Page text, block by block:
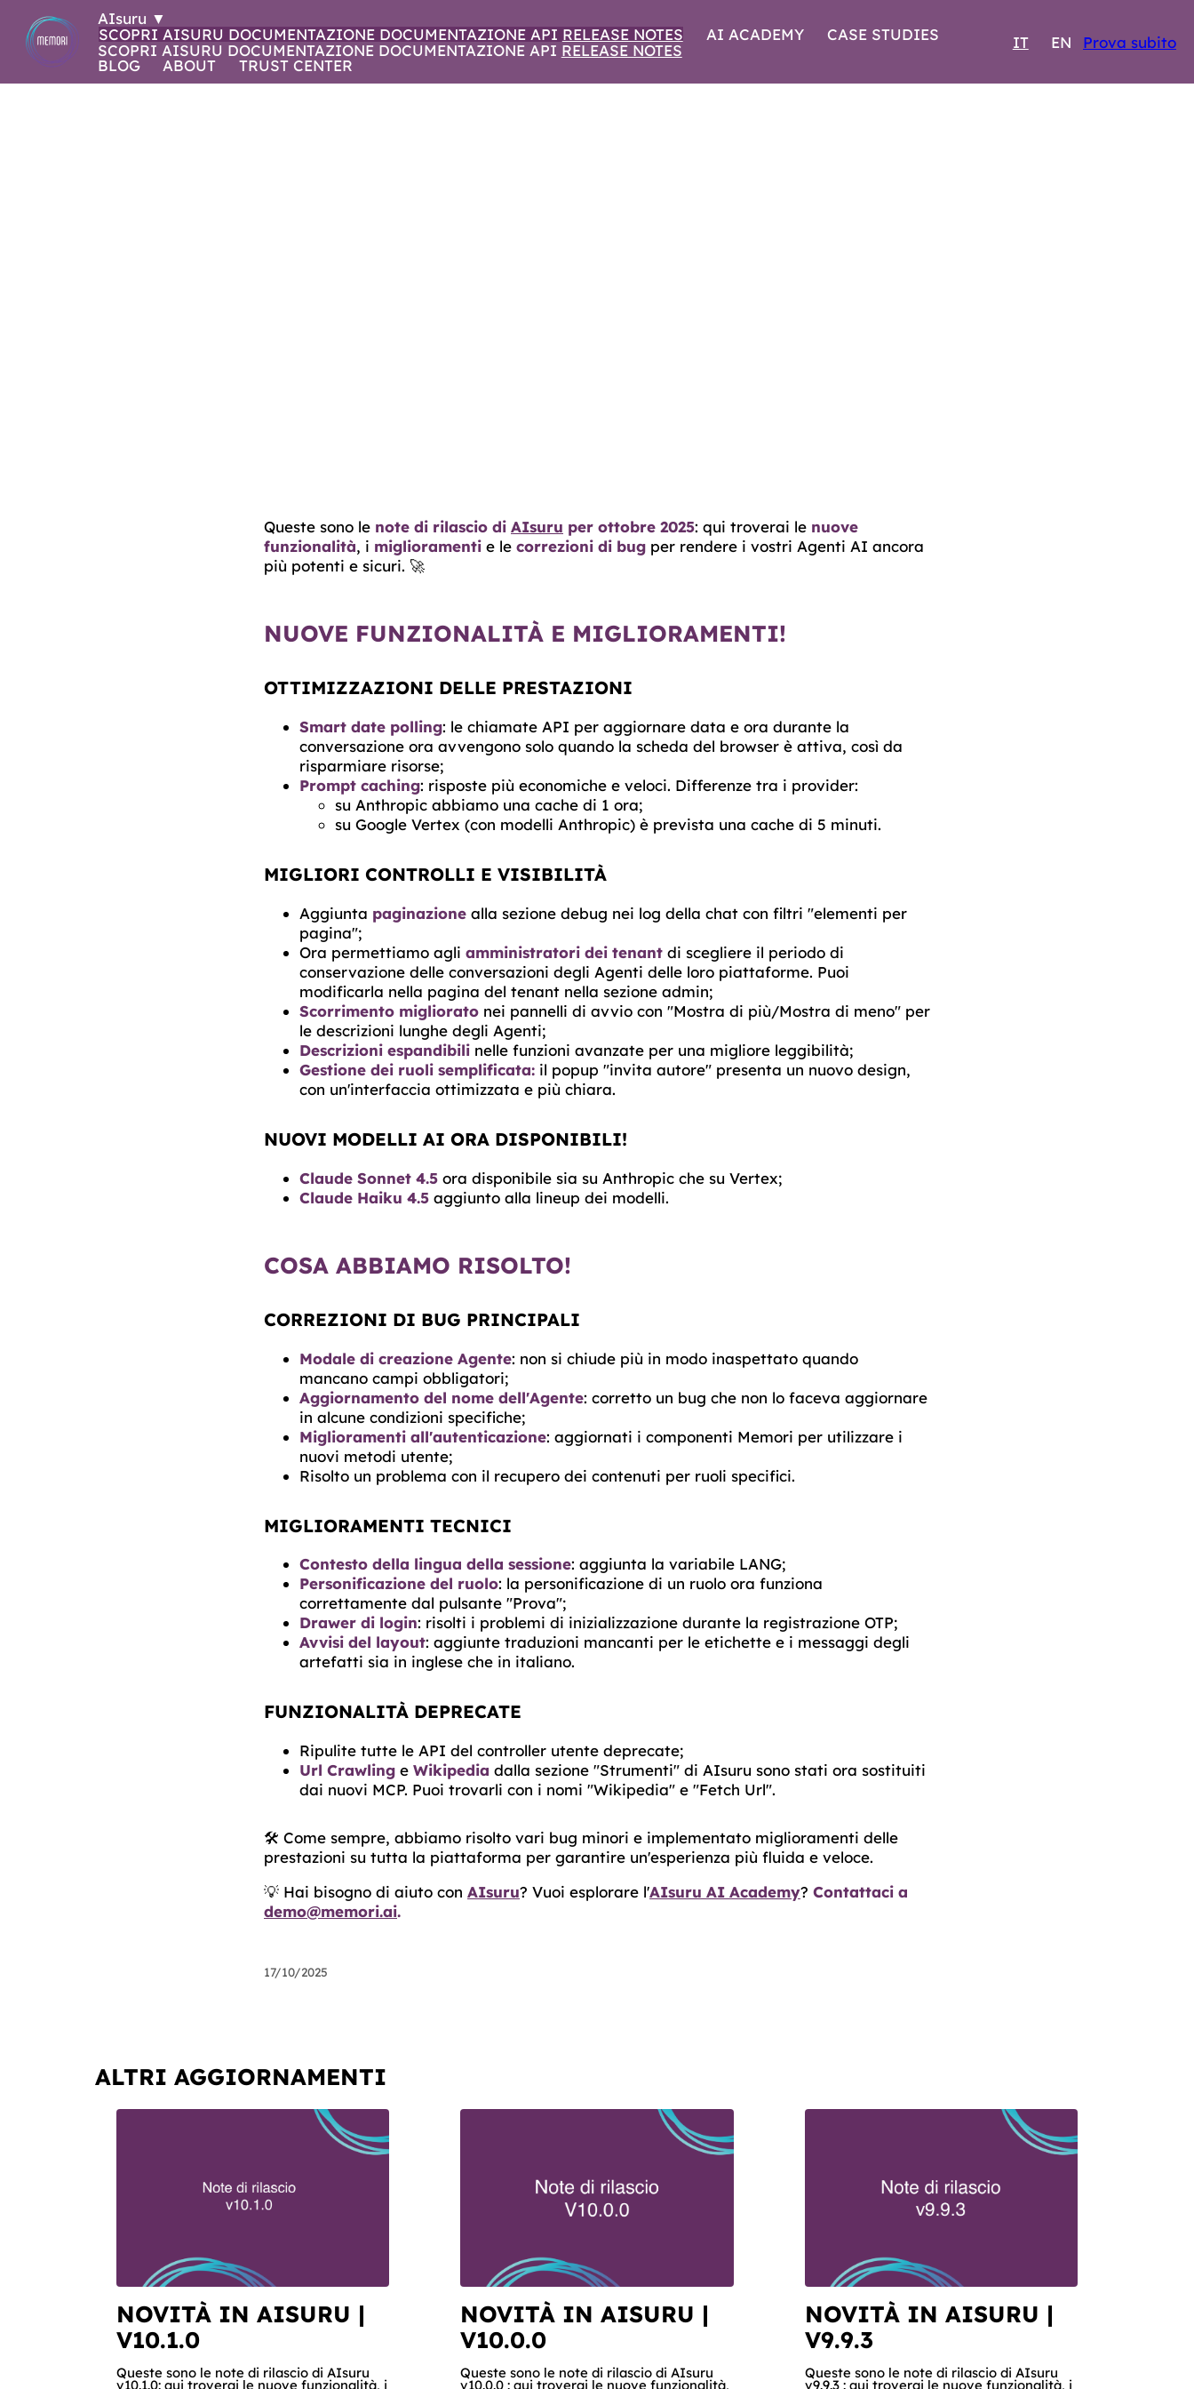
AIsuru ▼
SCOPRI AISURU DOCUMENTAZIONE DOCUMENTAZIONE API RELEASE NOTES
SCOPRI AISURU DOCUMENTAZIONE DOCUMENTAZIONE API RELEASE NOTES
AI ACADEMY
CASE STUDIES
BLOG
ABOUT TRUST CENTER
IT EN Prova subito
Queste sono le note di rilascio di AIsuru per ottobre 2025: qui troverai le nuove
funzionalità, i miglioramenti e le correzioni di bug per rendere i vostri Agenti AI ancora
più potenti e sicuri. 🚀
NUOVE FUNZIONALITÀ E MIGLIORAMENTI!
OTTIMIZZAZIONI DELLE PRESTAZIONI
Smart date polling: le chiamate API per aggiornare data e ora durante la
conversazione ora avvengono solo quando la scheda del browser è attiva, così da
risparmiare risorse;
Prompt caching: risposte più economiche e veloci. Differenze tra i provider:
su Anthropic abbiamo una cache di 1 ora;
su Google Vertex (con modelli Anthropic) è prevista una cache di 5 minuti.
MIGLIORI CONTROLLI E VISIBILITÀ
Aggiunta paginazione alla sezione debug nei log della chat con filtri "elementi per
pagina";
Ora permettiamo agli amministratori dei tenant di scegliere il periodo di
conservazione delle conversazioni degli Agenti delle loro piattaforme. Puoi
modificarla nella pagina del tenant nella sezione admin;
Scorrimento migliorato nei pannelli di avvio con "Mostra di più/Mostra di meno" per
le descrizioni lunghe degli Agenti;
Descrizioni espandibili nelle funzioni avanzate per una migliore leggibilità;
Gestione dei ruoli semplificata: il popup "invita autore" presenta un nuovo design,
con un'interfaccia ottimizzata e più chiara.
NUOVI MODELLI AI ORA DISPONIBILI!
Claude Sonnet 4.5 ora disponibile sia su Anthropic che su Vertex;
Claude Haiku 4.5 aggiunto alla lineup dei modelli.
COSA ABBIAMO RISOLTO!
CORREZIONI DI BUG PRINCIPALI
Modale di creazione Agente: non si chiude più in modo inaspettato quando
mancano campi obbligatori;
Aggiornamento del nome dell'Agente: corretto un bug che non lo faceva aggiornare
in alcune condizioni specifiche;
Miglioramenti all'autenticazione: aggiornati i componenti Memori per utilizzare i
nuovi metodi utente;
Risolto un problema con il recupero dei contenuti per ruoli specifici.
MIGLIORAMENTI TECNICI
Contesto della lingua della sessione: aggiunta la variabile LANG;
Personificazione del ruolo: la personificazione di un ruolo ora funziona
correttamente dal pulsante "Prova";
Drawer di login: risolti i problemi di inizializzazione durante la registrazione OTP;
Avvisi del layout: aggiunte traduzioni mancanti per le etichette e i messaggi degli
artefatti sia in inglese che in italiano.
FUNZIONALITÀ DEPRECATE
Ripulite tutte le API del controller utente deprecate;
Url Crawling e Wikipedia dalla sezione "Strumenti" di AIsuru sono stati ora sostituiti
dai nuovi MCP. Puoi trovarli con i nomi "Wikipedia" e "Fetch Url".
🛠️ Come sempre, abbiamo risolto vari bug minori e implementato miglioramenti delle
prestazioni su tutta la piattaforma per garantire un'esperienza più fluida e veloce.
💡 Hai bisogno di aiuto con AIsuru? Vuoi esplorare l'AIsuru AI Academy? Contattaci a
demo@memori.ai.
17/10/2025
ALTRI AGGIORNAMENTI
NOVITÀ IN AISURU |
V10.1.0
Queste sono le note di rilascio di AIsuru
v10.1.0: qui troverai le nuove funzionalità, i
NOVITÀ IN AISURU |
V10.0.0
Queste sono le note di rilascio di AIsuru
v10.0.0 : qui troverai le nuove funzionalità,
NOVITÀ IN AISURU |
V9.9.3
Queste sono le note di rilascio di AIsuru
v9.9.3 : qui troverai le nuove funzionalità, i